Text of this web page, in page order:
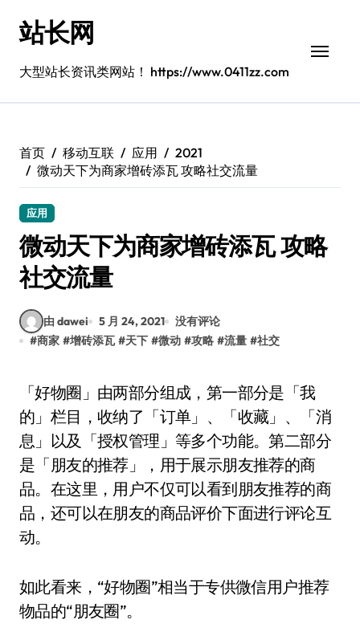
站长网
大型站长资讯类网站！ https://www.0411zz.com
首页 移动互联 应用
2021
微动天下为商家增砖添瓦 攻略社交流量
应用
微动天下为商家增砖添瓦 攻略
社交流量
由 dawei 5 月 24, 2021
没有评论
#商家 #增砖添瓦 #天下 #微动 #攻略 #流量 #社交
「好物圈」由两部分组成，第一部分是「我
的」栏目，收纳了「订单」、「收藏」、「消
息」以及「授权管理」等多个功能。第二部分
是「朋友的推荐」，用于展示朋友推荐的商
品。在这里，用户不仅可以看到朋友推荐的商
品，还可以在朋友的商品评价下面进行评论互
动。
如此看来，“好物圈”相当于专供微信用户推荐
物品的“朋友圈”。